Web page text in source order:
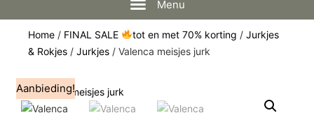
Home / FINAL SALE tot en met 70% korting / Jurkjes
& Rokjes / Jurkjes / Valenca meisjes jurk
Aanbieding!